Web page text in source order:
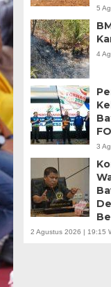
5
4
3
2 Agustus 2026 | 19:15